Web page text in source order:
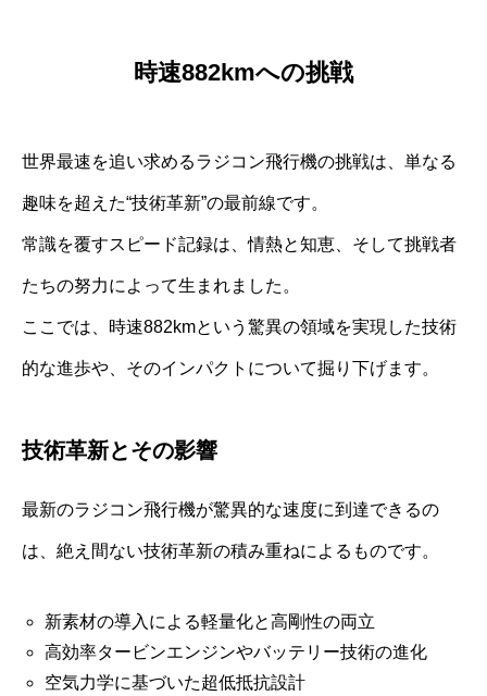
時速882kmへの挑戦
世界最速を追い求めるラジコン飛行機の挑戦は、単なる
趣味を超えた“技術革新”の最前線です。
常識を覆すスピード記録は、情熱と知恵、そして挑戦者
たちの努力によって生まれました。
ここでは、時速882kmという驚異の領域を実現した技術
的な進歩や、そのインパクトについて掘り下げます。
技術革新とその影響
最新のラジコン飛行機が驚異的な速度に到達できるの
は、絶え間ない技術革新の積み重ねによるものです。
新素材の導入による軽量化と高剛性の両立
高効率タービンエンジンやバッテリー技術の進化
空気力学に基づいた超低抵抗設計